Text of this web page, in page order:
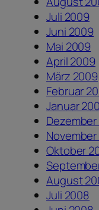
Juli 2009
Juni 2009
Mai 2009
April 2009
März 2009
Februar
Januar
Oktober
August
Juli 2008